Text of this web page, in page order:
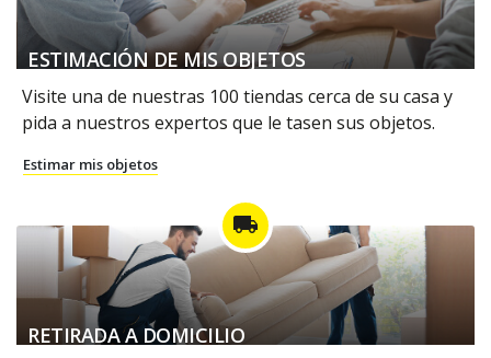
ESTIMACIÓN DE MIS OBJETOS
Visite una de nuestras 100 tiendas cerca de su casa y
pida a nuestros expertos que le tasen sus objetos.
Estimar mis objetos
local_shipping
RETIRADA A DOMICILIO